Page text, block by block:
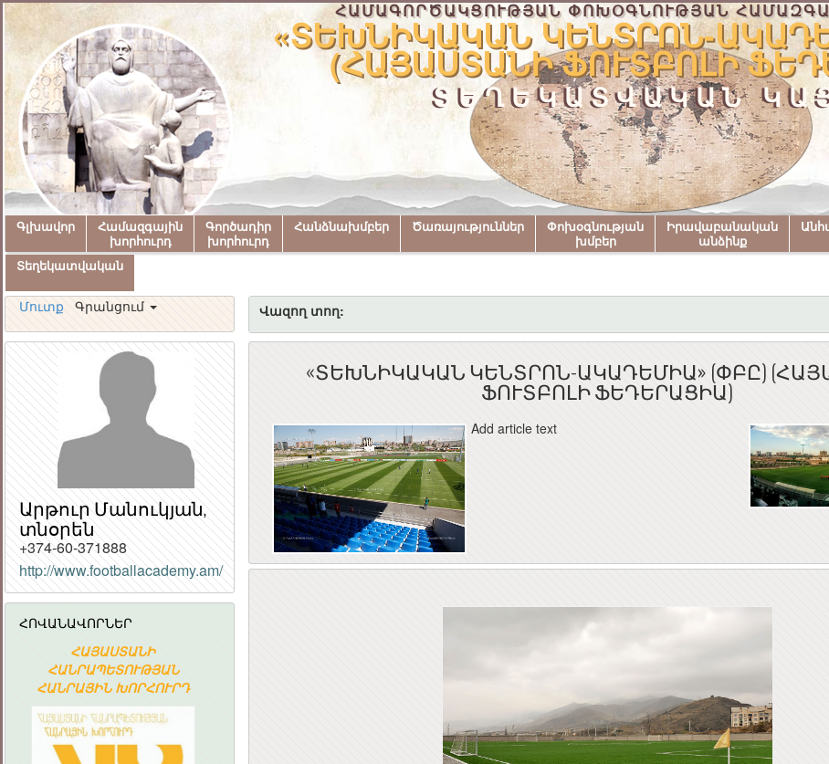
ՀԱՄԱԳՈՐԾԱԿՑՈՒԹՅԱՆ ՓՈԽՕԳՆՈՒԹՅԱՆ
«ՏԵԽՆԻԿԱԿԱՆ ԿԵՆՏՐՈՆ-
(ՀԱՅԱՍՏԱՆԻ ՖՈՒՏԲՈԼԻ
ՏԵՂԵԿԱՏՎԱԿԱՆ
Գլխավոր
Համազգային
խորհուրդ
Գործադիր
խորհուրդ
Հանձնախմբեր Ծառայություններ
Փոխօգնության
խմբեր
Իրավաբանական
անձինք
Տեղեկատվական
Մուտք Գրանցում Վազող տող:
Արթուր Մանուկյան,
տնօրեն
+374-60-371888
http://www.footballacademy.am/
ՀՈՎԱՆԱՎՈՐՆԵՐ
ՀԱՅԱՍՏԱՆԻ
ՀԱՆՐԱՊԵՏՈՒԹՅԱՆ
ՀԱՆՐԱՅԻՆ ԽՈՐՀՈՒՐԴ
«ՏԵԽՆԻԿԱԿԱՆ ԿԵՆՏՐՈՆ-ԱԿԱԴԵՄԻԱ» (ՓԲԸ)
ՖՈՒՏԲՈԼԻ ՖԵԴԵՐԱՑԻԱ)
Add article text
ՀԱՆՐԱՊԵՏՈՒԹՅԱՆ
ԳՀԻ